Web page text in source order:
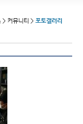
> 커뮤니티 > 포토갤러리